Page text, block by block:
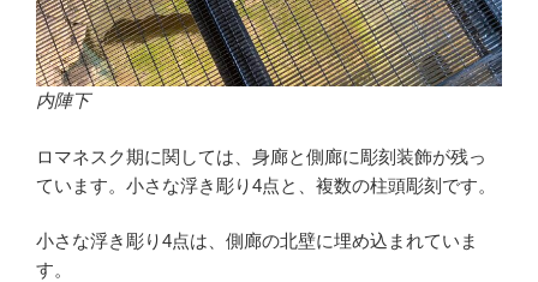
内陣下
ロマネスク期に関しては、身廊と側廊に彫刻装飾が残っ
ています。小さな浮き彫り4点と、複数の柱頭彫刻です。
小さな浮き彫り4点は、側廊の北壁に埋め込まれていま
す。